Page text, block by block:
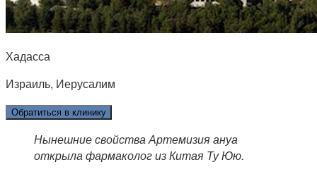
Хадасса
Израиль, Иерусалим
Обратиться в клинику
Нынешние свойства Артемизия ануа
открыла фармаколог из Китая Ту Юю.